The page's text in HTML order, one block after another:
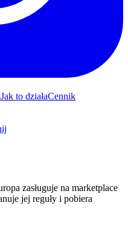
Jak to działaCennik
zasługuje na marketplace
jej reguły i pobiera